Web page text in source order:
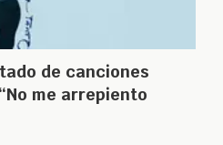
de canciones
me arrepiento